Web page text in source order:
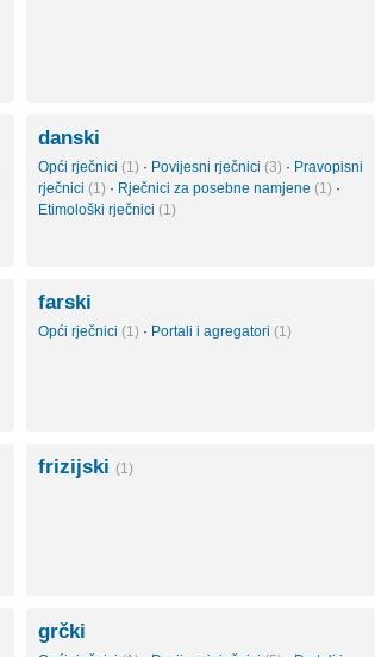
danski
Opći rječnici (1) · Povijesni rječnici (3) · Pravopisni
rječnici (1) · Rječnici za posebne namjene (1) ·
Etimološki rječnici (1)
farski
Opći rječnici (1) · Portali i agregatori (1)
frizijski (1)
grčki